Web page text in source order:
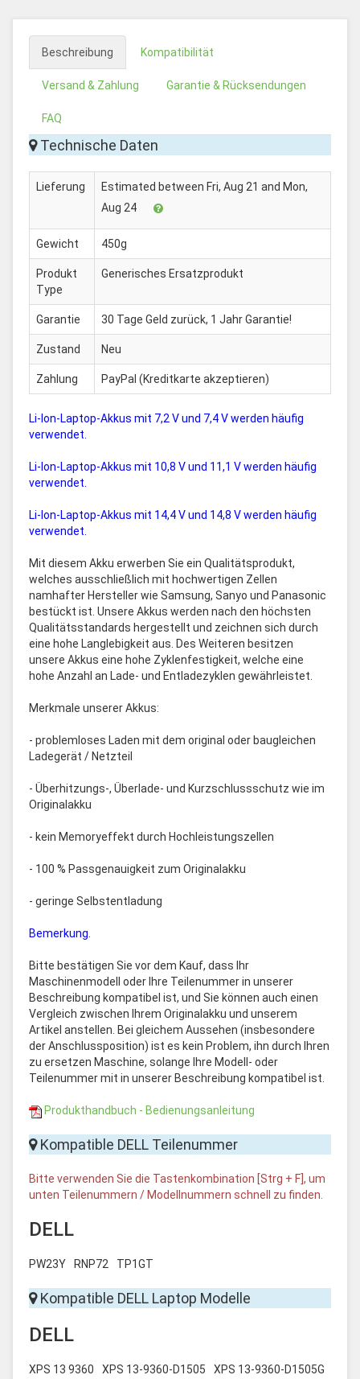
Beschreibung Kompatibilität
Versand & Zahlung Garantie & Rücksendungen
FAQ
Technische Daten
Lieferung
Estimated between Fri, Aug 21 and Mon,
Aug 24
Gewicht 450g
Produkt
Type
Generisches Ersatzprodukt
Garantie 30 Tage Geld zurück, 1 Jahr Garantie!
Zustand Neu
Zahlung PayPal (Kreditkarte akzeptieren)
Li-Ion-Laptop-Akkus mit 7,2 V und 7,4 V werden häufig
verwendet.
Li-Ion-Laptop-Akkus mit 10,8 V und 11,1 V werden häufig
verwendet.
Li-Ion-Laptop-Akkus mit 14,4 V und 14,8 V werden häufig
verwendet.
Mit diesem Akku erwerben Sie ein Qualitätsprodukt,
welches ausschließlich mit hochwertigen Zellen
namhafter Hersteller wie Samsung, Sanyo und Panasonic
bestückt ist. Unsere Akkus werden nach den höchsten
Qualitätsstandards hergestellt und zeichnen sich durch
eine hohe Langlebigkeit aus. Des Weiteren besitzen
unsere Akkus eine hohe Zyklenfestigkeit, welche eine
hohe Anzahl an Lade- und Entladezyklen gewährleistet.
Merkmale unserer Akkus:
- problemloses Laden mit dem original oder baugleichen
Ladegerät / Netzteil
- Überhitzungs-, Überlade- und Kurzschlussschutz wie im
Originalakku
- kein Memoryeffekt durch Hochleistungszellen
- 100 % Passgenauigkeit zum Originalakku
- geringe Selbstentladung
Bemerkung.
Bitte bestätigen Sie vor dem Kauf, dass Ihr
Maschinenmodell oder Ihre Teilenummer in unserer
Beschreibung kompatibel ist, und Sie können auch einen
Vergleich zwischen Ihrem Originalakku und unserem
Artikel anstellen. Bei gleichem Aussehen (insbesondere
der Anschlussposition) ist es kein Problem, ihn durch Ihren
zu ersetzen Maschine, solange Ihre Modell- oder
Teilenummer mit in unserer Beschreibung kompatibel ist.
Produkthandbuch - Bedienungsanleitung
Kompatible DELL Teilenummer
Bitte verwenden Sie die Tastenkombination [Strg + F], um
unten Teilenummern / Modellnummern schnell zu finden.
DELL
PW23Y RNP72 TP1GT
Kompatible DELL Laptop Modelle
DELL
XPS 13 9360 XPS 13-9360-D1505 XPS 13-9360-D1505G